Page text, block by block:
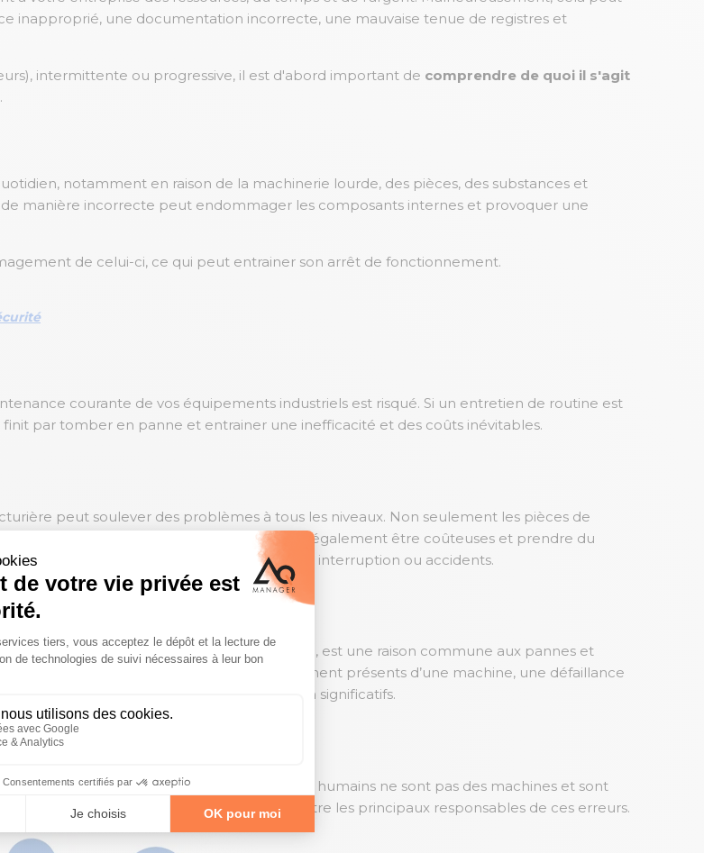
inapproprié, une documentation incorrecte, une mauvaise tenue de registres et
intermittente ou progressive, il est d'abord important de comprendre de quoi il s'agit
notamment en raison de la machinerie lourde, des pièces, des substances et
manière incorrecte peut endommager les composants internes et provoquer une
de celui-ci, ce qui peut entrainer son arrêt de fonctionnement.
courante de vos équipements industriels est risqué. Si un entretien de routine est
par tomber en panne et entrainer une inefficacité et des coûts inévitables.
peut soulever des problèmes à tous les niveaux. Non seulement les pièces de
modèles), mais les réparations peuvent également être coûteuses et prendre du
dans un environnement de fabrication sans interruption ou accidents.
un desserrage, un frottement etc., est une raison commune aux pannes et
souvent les composants les plus fréquemment présents d’une machine, une défaillance
adjacentes et des coûts de réparation significatifs.
et de panne des équipements. Les humains ne sont pas des machines et sont
de formation peuvent, par exemple, être les principaux responsables de ces erreurs.